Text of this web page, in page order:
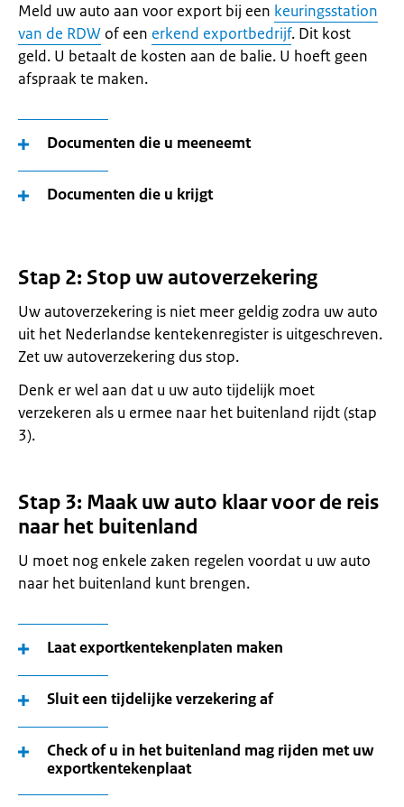
Meld uw auto aan voor export bij een keuringsstation
van de RDW of een erkend exportbedrijf. Dit kost
geld. U betaalt de kosten aan de balie. U hoeft geen
afspraak te maken.
Documenten die u meeneemt
Documenten die u krijgt
Stap 2: Stop uw autoverzekering
Uw autoverzekering is niet meer geldig zodra uw auto
uit het Nederlandse kentekenregister is uitgeschreven.
Zet uw autoverzekering dus stop.
Denk er wel aan dat u uw auto tijdelijk moet
verzekeren als u ermee naar het buitenland rijdt (stap
3).
Stap 3: Maak uw auto klaar voor de reis
naar het buitenland
U moet nog enkele zaken regelen voordat u uw auto
naar het buitenland kunt brengen.
Laat exportkentekenplaten maken
Sluit een tijdelijke verzekering af
Check of u in het buitenland mag rijden met uw
exportkentekenplaat